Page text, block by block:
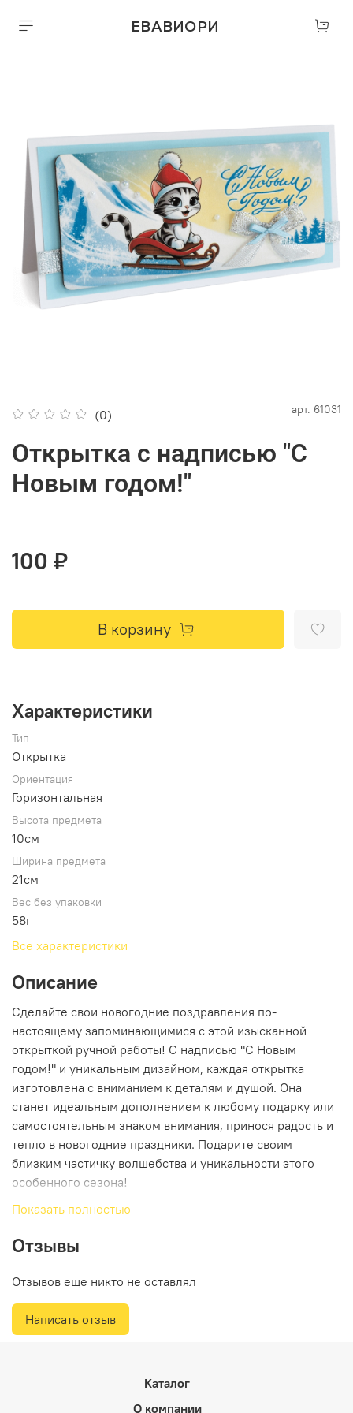
ЕВАВИОРИ
(0) арт. 61031
Открытка с надписью "С
Новым годом!"
100 ₽
В корзину
Характеристики
Тип
Открытка
Ориентация
Горизонтальная
Высота предмета
10см
Ширина предмета
21см
Вес без упаковки
58г
Все характеристики
Описание
Сделайте свои новогодние поздравления по-
настоящему запоминающимися с этой изысканной
открыткой ручной работы! С надписью "С Новым
годом!" и уникальным дизайном, каждая открытка
изготовлена с вниманием к деталям и душой. Она
станет идеальным дополнением к любому подарку или
самостоятельным знаком внимания, принося радость и
тепло в новогодние праздники. Подарите своим
близким частичку волшебства и уникальности этого
особенного сезона!
Показать полностью
Отзывы
Отзывов еще никто не оставлял
Написать отзыв
Каталог
О компании